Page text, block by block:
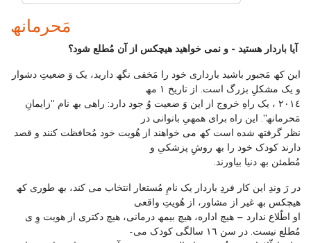
مَحرمانھ
آیا باردار ھستید - و نمی خواھید ھیچکس از آن مُطلع شود؟
این کھ مَجبور باشید بارداری خود را مَخفی نگھ دارید، یک وَ ضعیتِ دشوار
و یک مشکلِ بزرگ است. از تاریخ ۱ مھ
۲۰۱٤ ، یک راهِ خروج از این وَ ضعیت وُ جود دارد: راھی بھ نام "زایمانِ
مَحرمانھ". این راه برای ھمھیِ بانوانی در
نظر گرفتھ شده است کھ می خواھند از ھُویت خود مُحافظت کنند و قصد
دارند کودک خود را بھ روشِ پزشکیِ و
مُطمئن بھ دنیا بیاورند.
در رَ وندِ این کار فردِ باردار یک نامِ مُستعار انتخاب می کند، بھ طوری کھ
ھیچکس بھ غیر از مشاور، از ھُویتِ واقعی
او اطّلاع ندارد – ھیچ اداره، ھیچ بیمھ درمانی، ھیچ دکتری از ھویت وِ ی
مُطلع نیست. در سن ۱٦ سالگی کودک می-